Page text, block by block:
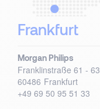
Frankfurt
Morgan Philips
Franklinstraße 61 - 63
60486 Frankfurt
+49 69 50 95 51 33